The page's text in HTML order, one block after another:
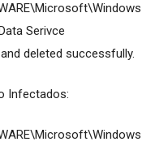
Serivce
deleted successfully.
Infectados: